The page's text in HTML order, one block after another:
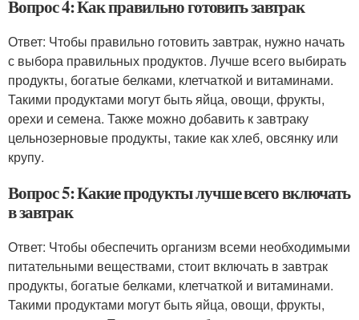
Вопрос 4: Как правильно готовить завтрак
Ответ: Чтобы правильно готовить завтрак, нужно начать
с выбора правильных продуктов. Лучше всего выбирать
продукты, богатые белками, клетчаткой и витаминами.
Такими продуктами могут быть яйца, овощи, фрукты,
орехи и семена. Также можно добавить к завтраку
цельнозерновые продукты, такие как хлеб, овсянку или
крупу.
Вопрос 5: Какие продукты лучше всего включать
в завтрак
Ответ: Чтобы обеспечить организм всеми необходимыми
питательными веществами, стоит включать в завтрак
продукты, богатые белками, клетчаткой и витаминами.
Такими продуктами могут быть яйца, овощи, фрукты,